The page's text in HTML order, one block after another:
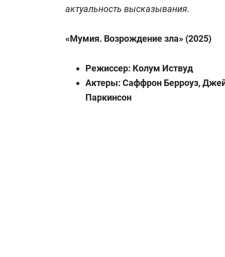
актуальность высказывания.
«Мумия. Возрождение зла» (2025)
Режиссер: Колум Иствуд
Актеры: Саффрон Берроуз,
Паркинсон